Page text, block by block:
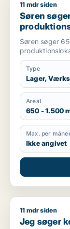
Søren søger
11 mdr siden
Søren
Kongens
Søren søger
Type
Lager,
Areal
650 - 1.500
Max. per
Ikke angivet
Jeg søger
11 mdr siden
Jeg søger